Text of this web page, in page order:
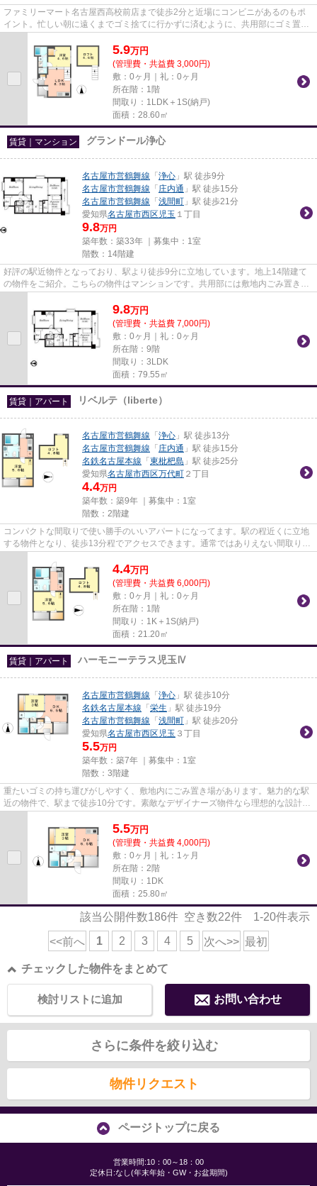
ファミリーマート名古屋西高校前店まで徒歩2分と近場にコンビニがあるのもポ
イント。忙しい朝に遠くまでゴミ捨てに行かずに済むように、共用部にゴミ置き
5.9万円
(管理費・共益費 3,000円)
敷：0ヶ月｜礼：0ヶ月
所在階：1階
間取り：1LDK＋1S(納戸)
面積：28.60㎡
賃貸｜マンション グランドール浄心
名古屋市営鶴舞線 「 浄心 」駅 徒歩9分
名古屋市営鶴舞線 「 庄内通 」駅 徒歩15分
名古屋市営鶴舞線 「 浅間町 」駅 徒歩21分
愛知県名古屋市西区 児玉 １丁目
9.8万円
築年数：築33年 ｜募集中： 1室
階数：14階建
好評の駅近物件となっており、駅より徒歩9分に立地しています。地上14階建て
の物件をご紹介。こちらの物件はマンションです。共用部には敷地内ごみ置き
9.8万円
(管理費・共益費 7,000円)
敷：0ヶ月｜礼：0ヶ月
所在階：9階
間取り：3LDK
面積：79.55㎡
賃貸｜アパート リベルテ（liberte）
名古屋市営鶴舞線 「 浄心 」駅 徒歩13分
名古屋市営鶴舞線 「 庄内通 」駅 徒歩15分
名鉄名古屋本線 「 東枇杷島 」駅 徒歩25分
愛知県名古屋市西区万代町 ２丁目
4.4万円
築年数：築9年 ｜募集中： 1室
階数：2階建
コンパクトな間取りで使い勝手のいいアパートになってます。駅の程近くに立地
する物件となり、徒歩13分程でアクセスできます。通常ではありえない間取りも
4.4万円
(管理費・共益費 6,000円)
敷：0ヶ月｜礼：0ヶ月
所在階：1階
間取り：1K＋1S(納戸)
面積：21.20㎡
賃貸｜アパート ハーモニーテラス児玉Ⅳ
名古屋市営鶴舞線 「 浄心 」駅 徒歩10分
名鉄名古屋本線 「 栄生 」駅 徒歩19分
名古屋市営鶴舞線 「 浅間町 」駅 徒歩20分
愛知県名古屋市西区 児玉 ３丁目
5.5万円
築年数：築7年 ｜募集中： 1室
階数：3階建
重たいゴミの持ち運びがしやすく、敷地内にごみ置き場があります。魅力的な駅
近の物件で、駅まで徒歩10分です。素敵なデザイナーズ物件なら理想的な設計が
5.5万円
(管理費・共益費 4,000円)
敷：0ヶ月｜礼：1ヶ月
所在階：2階
間取り：1DK
面積：25.80㎡
該当公開件数186件 空き数22件 1-20件表示
<<前へ 1 2 3 4 5 次へ>> 最初
チェックした物件をまとめて
お問い合わせ
検討リストに追加
さらに条件を絞り込む
物件リクエスト
ページトップに戻る
営業時間:10：00～18：00
定休日:なし(年末年始・GW・お盆期間)